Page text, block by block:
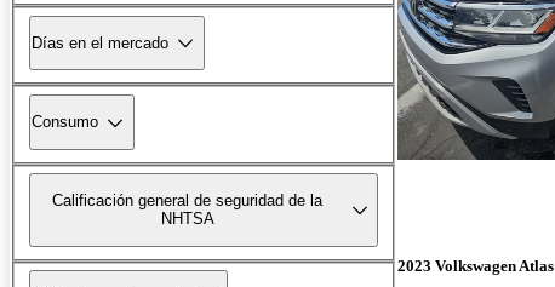
Días en el mercado
Consumo
Calificación general de seguridad de la
NHTSA
2023 Volkswagen Atlas